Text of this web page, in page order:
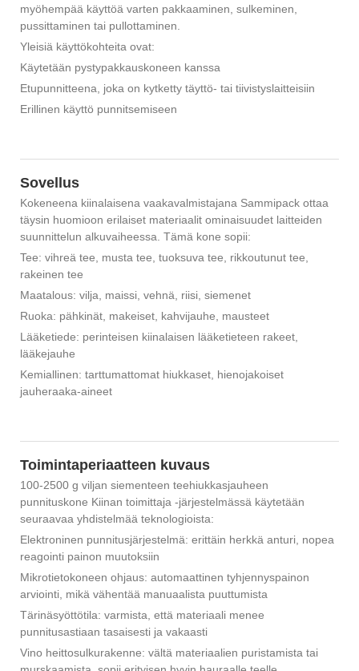
myöhempää käyttöä varten pakkaaminen, sulkeminen,
pussittaminen tai pullottaminen.
Yleisiä käyttökohteita ovat:
Käytetään pystypakkauskoneen kanssa
Etupunnitteena, joka on kytketty täyttö- tai tiivistyslaitteisiin
Erillinen käyttö punnitsemiseen
Sovellus
Kokeneena kiinalaisena vaakavalmistajana Sammipack ottaa
täysin huomioon erilaiset materiaalit ominaisuudet laitteiden
suunnittelun alkuvaiheessa. Tämä kone sopii:
Tee: vihreä tee, musta tee, tuoksuva tee, rikkoutunut tee,
rakeinen tee
Maatalous: vilja, maissi, vehnä, riisi, siemenet
Ruoka: pähkinät, makeiset, kahvijauhe, mausteet
Lääketiede: perinteisen kiinalaisen lääketieteen rakeet,
lääkejauhe
Kemiallinen: tarttumattomat hiukkaset, hienojakoiset
jauheraaka-aineet
Toimintaperiaatteen kuvaus
100-2500 g viljan siementeen teehiukkasjauheen
punnituskone Kiinan toimittaja -järjestelmässä käytetään
seuraavaa yhdistelmää teknologioista:
Elektroninen punnitusjärjestelmä: erittäin herkkä anturi, nopea
reagointi painon muutoksiin
Mikrotietokoneen ohjaus: automaattinen tyhjennyspainon
arviointi, mikä vähentää manuaalista puuttumista
Tärinäsyöttötila: varmista, että materiaali menee
punnitusastiaan tasaisesti ja vakaasti
Vino heittosulkurakenne: vältä materiaalien puristamista tai